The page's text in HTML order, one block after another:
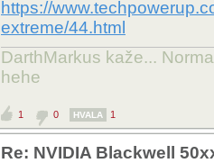
https://
extreme/44.html
DarthMarkus kaže...
hehe
1 0 HVALA 1
Re: NVIDIA Blackwell